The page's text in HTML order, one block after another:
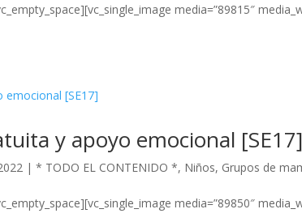
media=”89815″
y apoyo emocional [SE17]
|* TODO EL CONTENIDO *, Niños, Grupos de
media=”89850″